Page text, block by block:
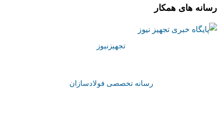
رسانه های همکار
تجهیزنیوز
رسانه تخصصی فولادسازان